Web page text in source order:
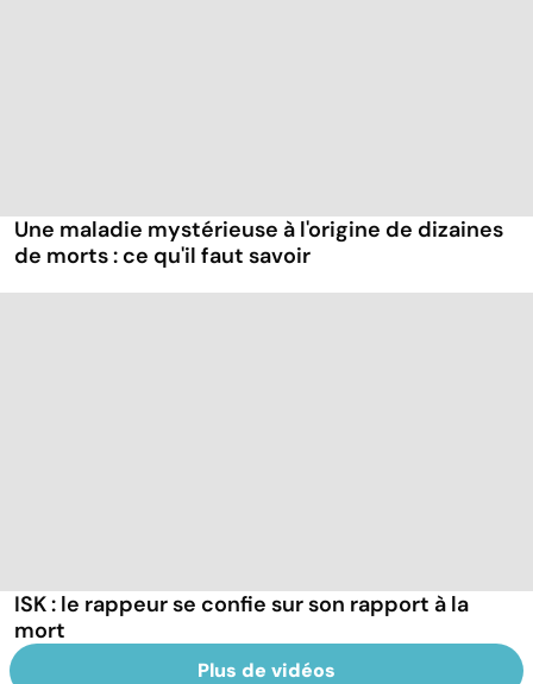
Une maladie mystérieuse à l'origine de dizaines
de morts : ce qu'il faut savoir
ISK : le rappeur se confie sur son rapport à la
mort
Plus de vidéos